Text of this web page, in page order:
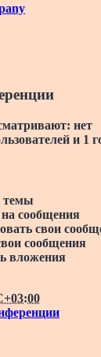
нет
и 1
темы
на сообщения
свои
сообщения
вложения